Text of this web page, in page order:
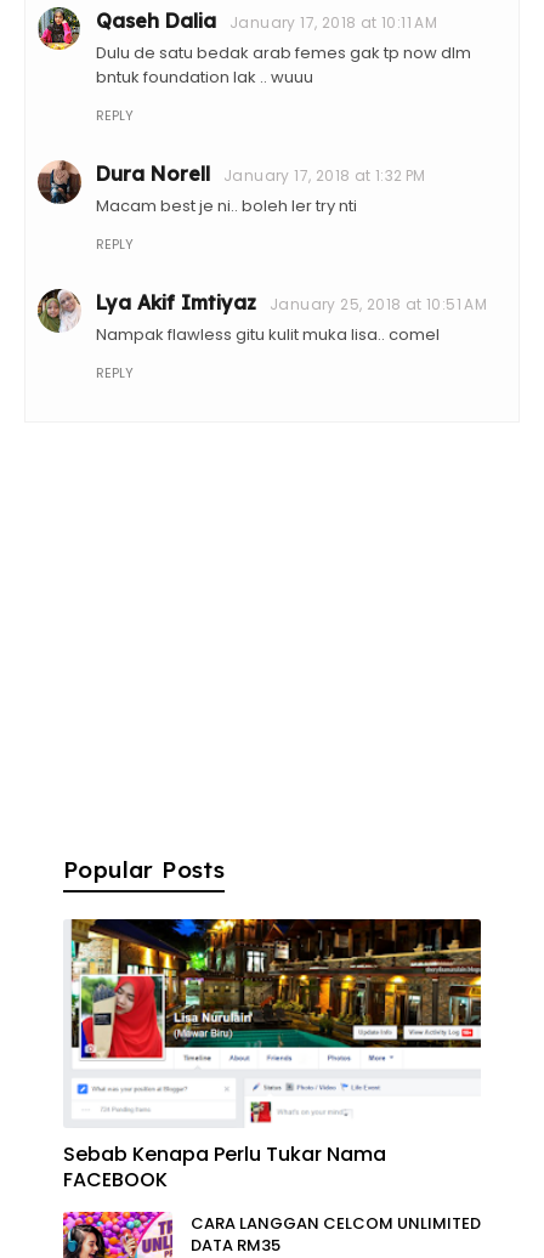
Qaseh Dalia January 17, 2018 at 10:11 AM
Dulu de satu bedak arab femes gak tp now dlm
bntuk foundation lak .. wuuu
REPLY
Dura Norell January 17, 2018 at 1:32 PM
Macam best je ni.. boleh ler try nti
REPLY
Lya Akif Imtiyaz January 25, 2018 at 10:51 AM
Nampak flawless gitu kulit muka lisa.. comel
REPLY
Popular Posts
Sebab Kenapa Perlu Tukar Nama
FACEBOOK
CARA LANGGAN CELCOM UNLIMITED
DATA RM35